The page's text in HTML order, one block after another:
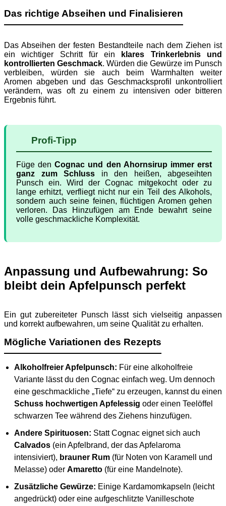
Das richtige Abseihen und Finalisieren
Das Abseihen der festen Bestandteile nach dem Ziehen ist
ein wichtiger Schritt für ein
klares Trinkerlebnis und
kontrollierten Geschmack. Würden die Gewürze im Punsch
verbleiben, würden sie auch beim Warmhalten weiter
Aromen abgeben und das Geschmacksprofil unkontrolliert
verändern, was oft zu einem zu intensiven oder bitteren
Ergebnis führt.
Profi-Tipp
Füge denCognac und den Ahornsirup immer erst
ganz zum Schluss in den heißen, abgeseihten
Punsch ein. Wird der Cognac mitgekocht oder zu
lange erhitzt, verfliegt nicht nur ein Teil des Alkohols,
sondern auch seine feinen, flüchtigen Aromen gehen
verloren. Das Hinzufügen am Ende bewahrt seine
volle geschmackliche Komplexität.
Anpassung und Aufbewahrung: So
bleibt dein Apfelpunsch perfekt
Ein gut zubereiteter Punsch lässt sich vielseitig anpassen
und korrekt aufbewahren, um seine Qualität zu erhalten.
Mögliche Variationen des Rezepts
Alkoholfreier Apfelpunsch: Für eine alkoholfreie
Variante lässt du den Cognac einfach weg. Um dennoch
eine geschmackliche „Tiefe“ zu erzeugen, kannst du einen
Schuss hochwertigen Apfelessig oder einen Teelöffel
schwarzen Tee während des Ziehens hinzufügen.
Andere Spirituosen: Statt Cognac eignet sich auch
Calvados (ein Apfelbrand, der das Apfelaroma
intensiviert), brauner Rum (für Noten von Karamell und
Melasse) oder Amaretto (für eine Mandelnote).
Zusätzliche Gewürze: Einige Kardamomkapseln (leicht
angedrückt) oder eine aufgeschlitzte Vanilleschote